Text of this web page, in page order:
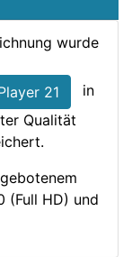
wurde
21
in
Qualität
(Full HD) und